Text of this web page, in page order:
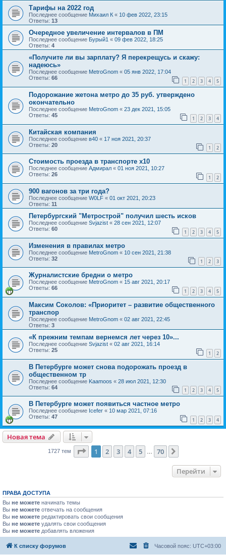
Тарифы на 2022 год
Последнее сообщение Михаил К « 10 фев 2022, 23:15
Ответы: 13
Очередное увеличение интервалов в ПМ
Последнее сообщение Бурый1 « 09 фев 2022, 18:25
Ответы: 4
«Получите ли вы зарплату? Я перекрещусь и скажу:
надеюсь»
Последнее сообщение MetroGnom « 05 янв 2022, 17:04
Ответы: 66 1 2 3 4 5
Подорожание жетона метро до 35 руб. утверждено
окончательно
Последнее сообщение MetroGnom « 23 дек 2021, 15:05
Ответы: 45 1 2 3 4
Китайская компания
Последнее сообщение в40 « 17 ноя 2021, 20:37
Ответы: 20 1 2
Стоимость проезда в транспорте х10
Последнее сообщение Адмирал « 01 ноя 2021, 10:27
Ответы: 26 1 2
900 вагонов за три года?
Последнее сообщение W0LF « 01 окт 2021, 20:23
Ответы: 11
Петербургский "Метрострой" получил шесть исков
Последнее сообщение Svjazist « 28 сен 2021, 12:07
Ответы: 60 1 2 3 4 5
Изменения в правилах метро
Последнее сообщение MetroGnom « 10 сен 2021, 21:38
Ответы: 32 1 2 3
Журналистские бредни о метро
Последнее сообщение MetroGnom « 15 авг 2021, 20:17
Ответы: 66 1 2 3 4 5
Максим Соколов: «Приоритет – развитие общественного
транспор
Последнее сообщение MetroGnom « 02 авг 2021, 22:45
Ответы: 3
«К прежним темпам вернемся лет через 10»...
Последнее сообщение Svjazist « 02 авг 2021, 16:14
Ответы: 25 1 2
В Петербурге может снова подорожать проезд в
общественном тр
Последнее сообщение Kaamoos « 28 июл 2021, 12:30
Ответы: 64 1 2 3 4 5
В Петербурге может появиться частное метро
Последнее сообщение Icefer « 10 мар 2021, 07:16
Ответы: 47 1 2 3 4
Новая тема
1727 тем Страница из 70
1 2 3 4 5 70
Перейти
ПРАВА ДОСТУПА
Вы не можете начинать темы
Вы не можете отвечать на сообщения
Вы не можете редактировать свои сообщения
Вы не можете удалять свои сообщения
Вы не можете добавлять вложения
К списку форумов Часовой пояс: UTC+03:00